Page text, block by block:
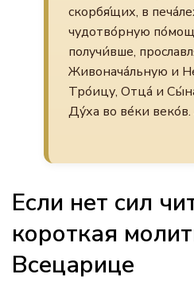
скорбя́щих, в
чудотво́рную
получи́вше,
Живонача́льную и
Тро́ицу, Отца́ и
Ду́ха во ве́ки
Если нет сил
короткая
Всецарице